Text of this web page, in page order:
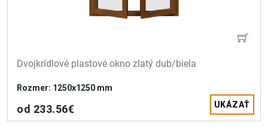
Dvojkrídlové plastové okno zlatý dub/biela
Rozmer: 1250x1250 mm
od 233.56€ UKÁZAŤ